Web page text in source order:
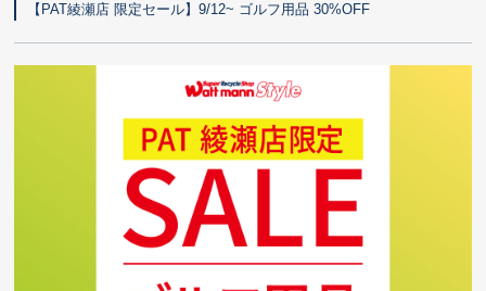
【PAT綾瀬店 限定セール】9/12~ ゴルフ用品 30%OFF